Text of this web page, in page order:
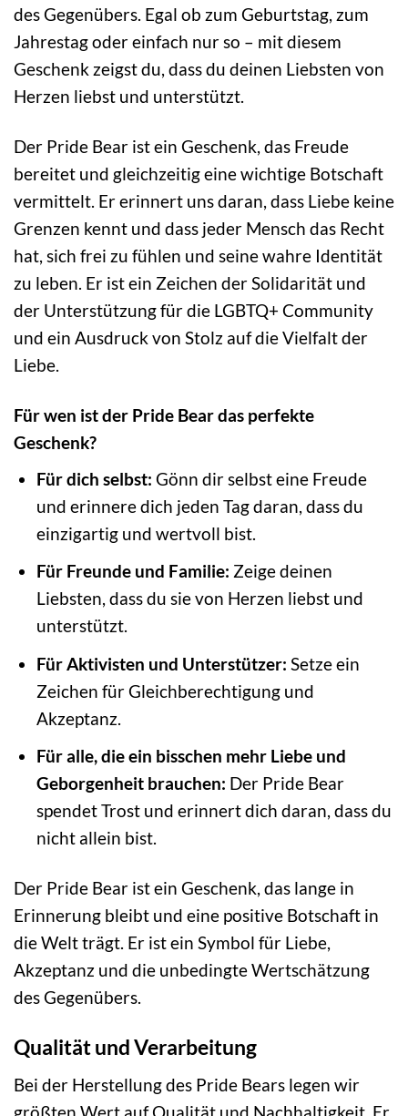
des Gegenübers. Egal ob zum Geburtstag, zum
Jahrestag oder einfach nur so – mit diesem
Geschenk zeigst du, dass du deinen Liebsten von
Herzen liebst und unterstützt.
Der Pride Bear ist ein Geschenk, das Freude
bereitet und gleichzeitig eine wichtige Botschaft
vermittelt. Er erinnert uns daran, dass Liebe keine
Grenzen kennt und dass jeder Mensch das Recht
hat, sich frei zu fühlen und seine wahre Identität
zu leben. Er ist ein Zeichen der Solidarität und
der Unterstützung für die LGBTQ+ Community
und ein Ausdruck von Stolz auf die Vielfalt der
Liebe.
Für wen ist der Pride Bear das perfekte
Geschenk?
Für dich selbst: Gönn dir selbst eine Freude
und erinnere dich jeden Tag daran, dass du
einzigartig und wertvoll bist.
Für Freunde und Familie: Zeige deinen
Liebsten, dass du sie von Herzen liebst und
unterstützt.
Für Aktivisten und Unterstützer: Setze ein
Zeichen für Gleichberechtigung und
Akzeptanz.
Für alle, die ein bisschen mehr Liebe und
Geborgenheit brauchen: Der Pride Bear
spendet Trost und erinnert dich daran, dass du
nicht allein bist.
Der Pride Bear ist ein Geschenk, das lange in
Erinnerung bleibt und eine positive Botschaft in
die Welt trägt. Er ist ein Symbol für Liebe,
Akzeptanz und die unbedingte Wertschätzung
des Gegenübers.
Qualität und Verarbeitung
Bei der Herstellung des Pride Bears legen wir
größten Wert auf Qualität und Nachhaltigkeit. Er